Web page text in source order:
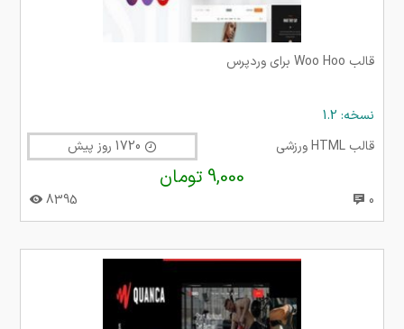
قالب Woo Hoo برای وردپرس
نسخه: 1.2
قالب HTML ورزشی
9,000 تومان
0
8395